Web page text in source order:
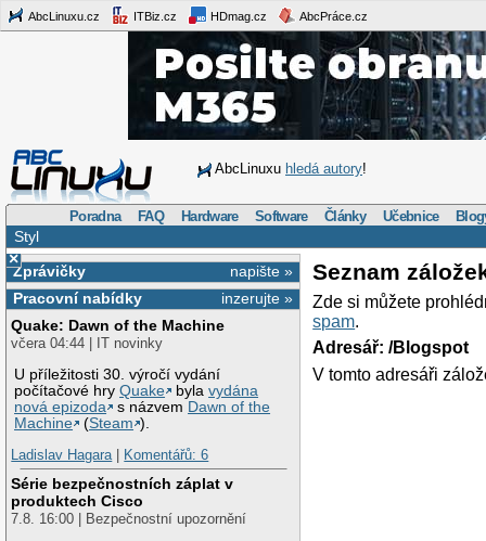
AbcLinuxu.cz ITBiz.cz HDmag.cz AbcPráce.cz
AbcLinuxu hledá autory!
Poradna FAQ Hardware Software Články Učebnice
Styl
×
napište »
Zprávičky
inzerujte »
Pracovní nabídky
Quake: Dawn of the Machine
včera 04:44 | IT novinky
U příležitosti 30. výročí vydání
počítačové hryQuake bylavydána
nová epizoda
s názvem Dawn of the
Machine
(Steam ).
Ladislav Hagara| Komentářů: 6
Série bezpečnostních záplat v
produktech Cisco
7.8. 16:00 | Bezpečnostní upozornění
Seznam
Zde si můžete
spam.
Adresář: /Blogspot
V tomto adresáři